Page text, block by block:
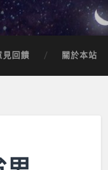
見回饋 關於本站